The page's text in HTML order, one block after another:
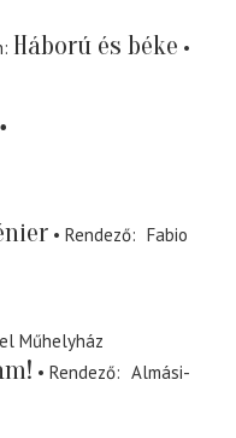
Háború és béke
Rendező
Fabio
Műhelyház
Rendező
Almási-